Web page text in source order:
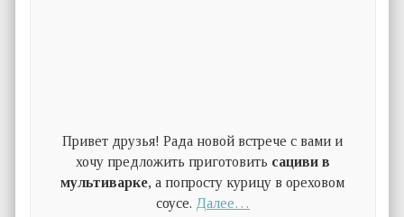
Привет друзья! Рада новой встрече с вами и
хочу предложить приготовить сациви в
мультиварке, а попросту курицу в ореховом
соусе. Далее…